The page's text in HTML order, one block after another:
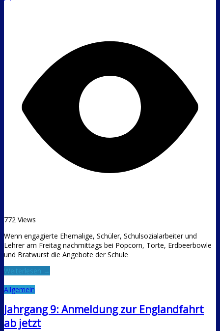
772 Views
Wenn engagierte Ehemalige, Schüler, Schulsozialarbeiter und
Lehrer am Freitag nachmittags bei Popcorn, Torte, Erdbeerbowle
und Bratwurst die Angebote der Schule
Weiterlesen →
Allgemein
Jahrgang 9: Anmeldung zur Englandfahrt
ab jetzt